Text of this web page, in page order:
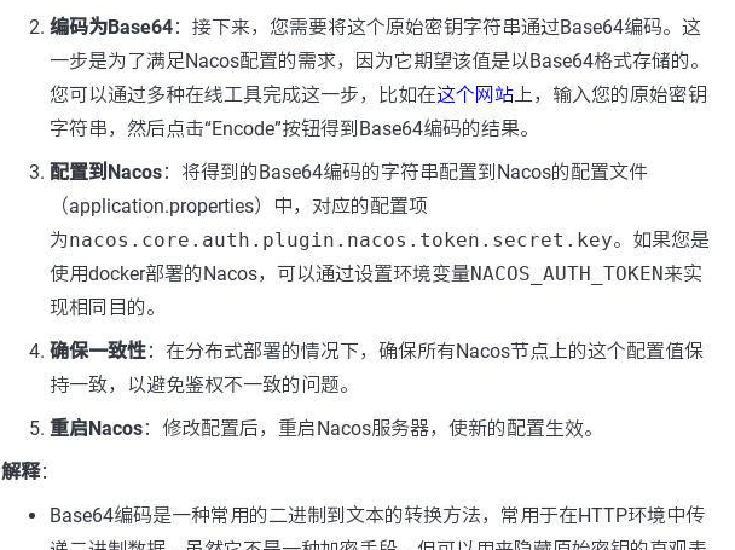
编码为Base64：接下来，您需要将这个原始密钥字符串通过Base64编码。这
一步是为了满足Nacos配置的需求，因为它期望该值是以Base64格式存储的。
您可以通过多种在线工具完成这一步，比如在这个网站上，输入您的原始密钥
字符串，然后点击“Encode”按钮得到Base64编码的结果。
配置到Nacos：将得到的Base64编码的字符串配置到Nacos的配置文件
（application.properties）中，对应的配置项
为nacos.core.auth.plugin.nacos.token.secret.key。如果您是
使用docker部署的Nacos，可以通过设置环境变量NACOS_AUTH_TOKEN来实
现相同目的。
确保一致性：在分布式部署的情况下，确保所有Nacos节点上的这个配置值保
持一致，以避免鉴权不一致的问题。
重启Nacos：修改配置后，重启Nacos服务器，使新的配置生效。
解释：
Base64编码是一种常用的二进制到文本的转换方法，常用于在HTTP环境中传